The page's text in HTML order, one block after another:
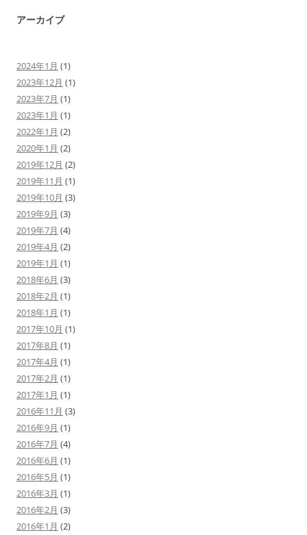
アーカイブ
2024年1月 (1)
2023年12月 (1)
2023年7月 (1)
2023年1月 (1)
2022年1月 (2)
2020年1月 (2)
2019年12月 (2)
2019年11月 (1)
2019年10月 (3)
2019年9月 (3)
2019年7月 (4)
2019年4月 (2)
2019年1月 (1)
2018年6月 (3)
2018年2月 (1)
2018年1月 (1)
2017年10月 (1)
2017年8月 (1)
2017年4月 (1)
2017年2月 (1)
2017年1月 (1)
2016年11月 (3)
2016年9月 (1)
2016年7月 (4)
2016年6月 (1)
2016年5月 (1)
2016年3月 (1)
2016年2月 (3)
2016年1月 (2)